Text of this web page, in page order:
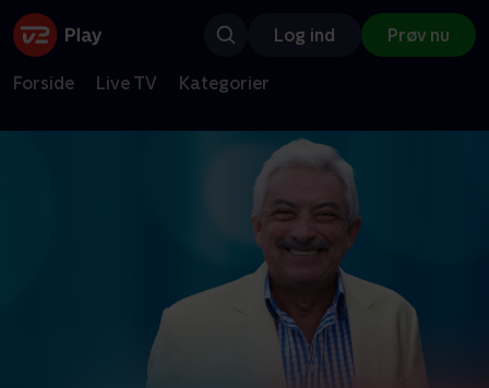
Log ind Prøv nu
Forside Live TV Kategorier